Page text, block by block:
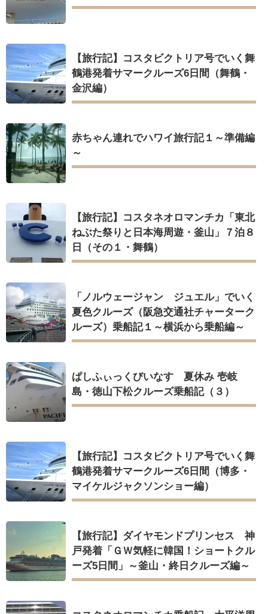
【旅行記】コスタビクトリア号でいく舞
鶴港発着サマークルーズ6日間（舞鶴・
金沢編）
赤ちゃん連れでハワイ旅行記１～準備編
～
【旅行記】コスタネオロマンチカ「東北
ねぶた祭りと日本海周遊・釜山」７泊８
日（その１・舞鶴）
「ノルウェージャン ジュエル」でいく
夏色クルーズ（阪急交通社チャーターク
ルーズ）乗船記１～横浜から乗船編～
ぱしふぃっくびいなす 夏休み 壱岐
島・徳山下松クルーズ乗船記（３）
【旅行記】コスタビクトリア号でいく舞
鶴港発着サマークルーズ6日間（博多・
マイケルジャクソンショー編）
【旅行記】ダイヤモンドプリンセス 神
戸発着「ＧＷ気軽に韓国！ショートクル
ーズ5日間」～釜山・終日クルーズ編～